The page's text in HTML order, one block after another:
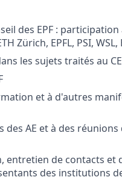
des EPF :
Zürich, EPFL, PSI, WSL,
les sujets traités au
et à d'autres
AE et à des
de contacts et
des institutions